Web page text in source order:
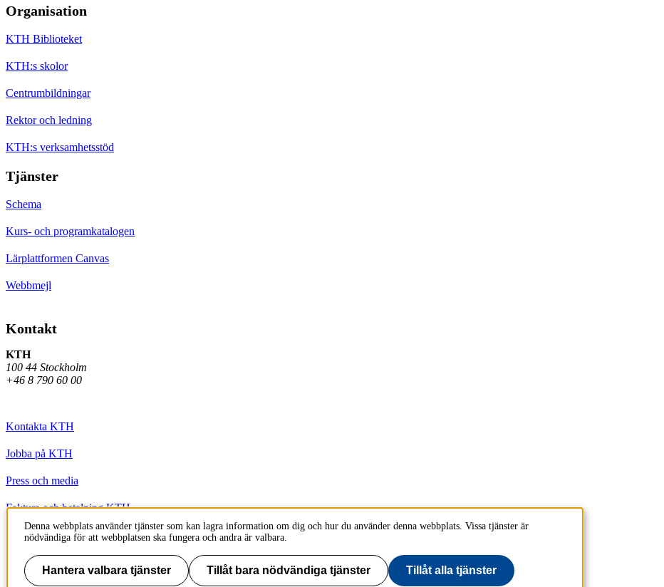
Organisation
KTH Biblioteket
KTH:s skolor
Centrumbildningar
Rektor och ledning
KTH:s verksamhetsstöd
Tjänster
Schema
Kurs- och programkatalogen
Lärplattformen Canvas
Webbmejl
Kontakt
KTH
100 44 Stockholm
+46 8 790 60 00
Kontakta KTH
Jobba på KTH
Press och media
Faktura och betalning KTH
Om KTH:s webbplatser
Tillgänglighetsredogörelse
Denna webbplats använder tjänster som kan lagra information om dig och hur du använder denna webbplats. Vissa tjänster är
nödvändiga för att webbplatsen ska fungera och andra är valbara.
Hantera valbara tjänster Tillåt bara nödvändiga tjänster Tillåt alla tjänster